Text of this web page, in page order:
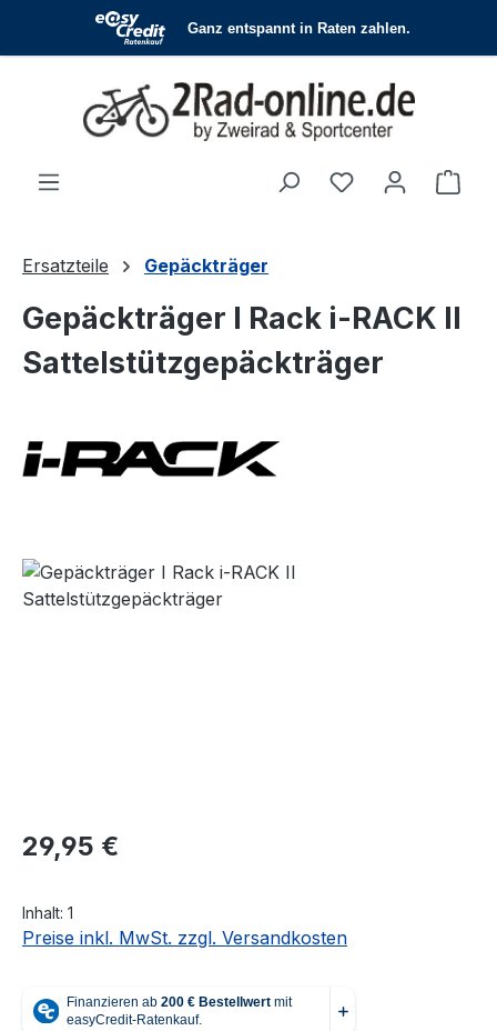
Zum Hauptinhalt springen
Du hast 0
Ersatzteile Gepäckträger
Gepäckträger I Rack i-RACK II
Sattelstützgepäckträger
Regulärer Preis:
29,95 €
Inhalt: 1
Preise inkl. MwSt. zzgl. Versandkosten